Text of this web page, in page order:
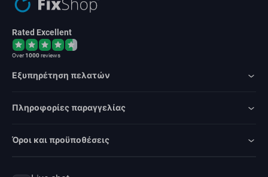
Rated Excellent
Over1000reviews
Εξυπηρέτηση πελατών
Πληροφορίες παραγγελίας
Όροι και προϋποθέσεις